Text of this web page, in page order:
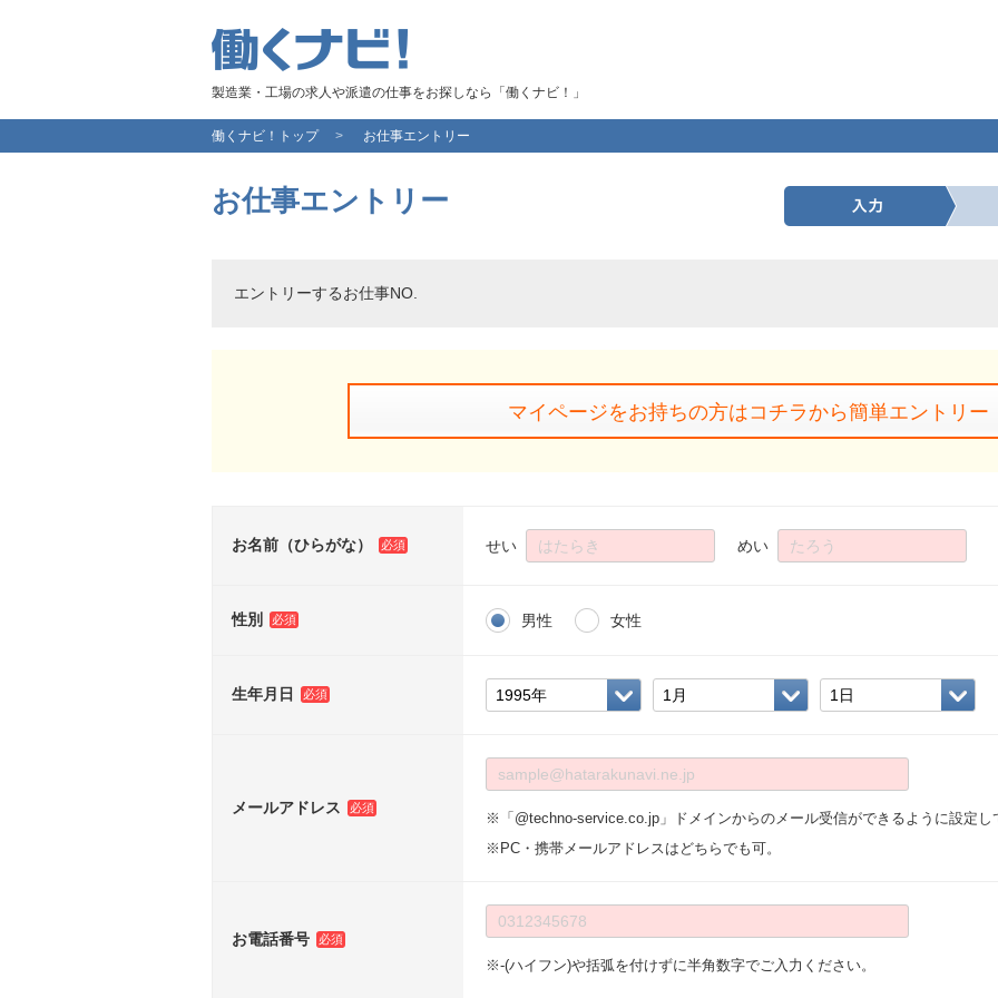
製造業・工場の求人や派遣の仕事をお探しなら「働くナビ！」
働くナビ！トップ お仕事エントリー
お仕事エントリー
エントリーするお仕事NO.
マイページをお持ちの方はコチラから簡単エントリー
お名前（ひらがな） せい めい
性別 男性 女性
生年月日
メールアドレス
※「@techno-service.co.jp」ドメインからのメール受信ができるように設定し
※PC・携帯メールアドレスはどちらでも可。
お電話番号
※-(ハイフン)や括弧を付けずに半角数字でご入力ください。